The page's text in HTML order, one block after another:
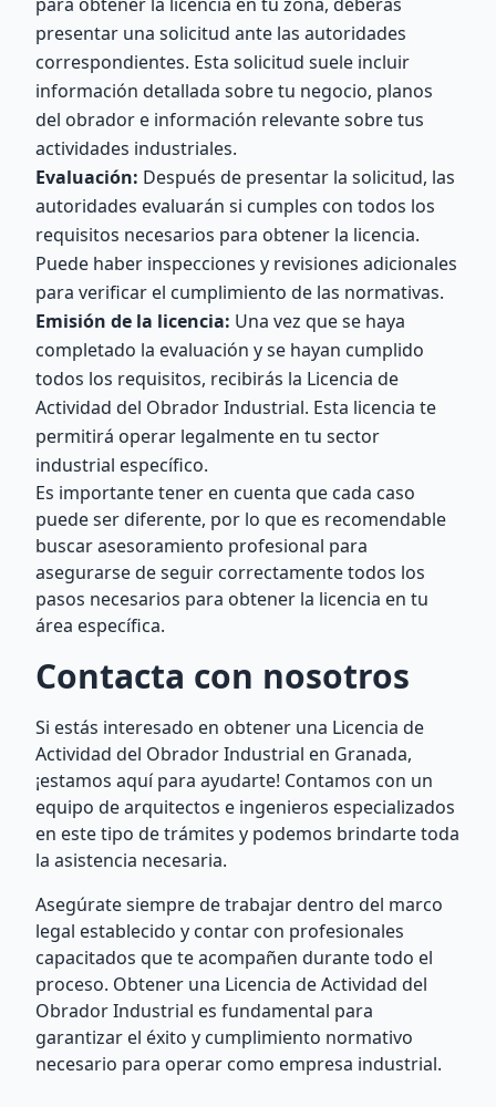
presentar una solicitud ante las autoridades
correspondientes. Esta solicitud suele incluir
información detallada sobre tu negocio, planos
del obrador e información relevante sobre tus
actividades industriales.
Evaluación: Después de presentar la solicitud, las
autoridades evaluarán si cumples con todos los
requisitos necesarios para obtener la licencia.
Puede haber inspecciones y revisiones adicionales
para verificar el cumplimiento de las normativas.
Emisión de la licencia: Una vez que se haya
completado la evaluación y se hayan cumplido
todos los requisitos, recibirás la Licencia de
Actividad del Obrador Industrial. Esta licencia te
permitirá operar legalmente en tu sector
industrial específico.
Es importante tener en cuenta que cada caso
puede ser diferente, por lo que es recomendable
buscar asesoramiento profesional para
asegurarse de seguir correctamente todos los
pasos necesarios para obtener la licencia en tu
área específica.
Contacta con nosotros
Si estás interesado en obtener una Licencia de
Actividad del Obrador Industrial en Granada,
¡estamos aquí para ayudarte! Contamos con un
equipo de arquitectos e ingenieros especializados
en este tipo de trámites y podemos brindarte toda
la asistencia necesaria.
Asegúrate siempre de trabajar dentro del marco
legal establecido y contar con profesionales
capacitados que te acompañen durante todo el
proceso. Obtener una Licencia de Actividad del
Obrador Industrial es fundamental para
garantizar el éxito y cumplimiento normativo
necesario para operar como empresa industrial.